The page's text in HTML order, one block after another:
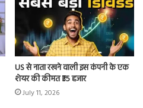
US से नाता रखने वाली इस कंपनी के एक
शेयर की कीमत ₹35 हजार
July 11, 2026